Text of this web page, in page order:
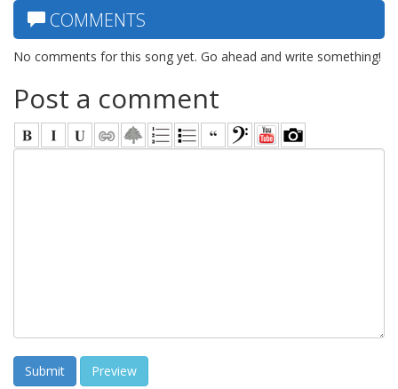
COMMENTS
No comments for this song yet. Go ahead and write something!
Post a comment